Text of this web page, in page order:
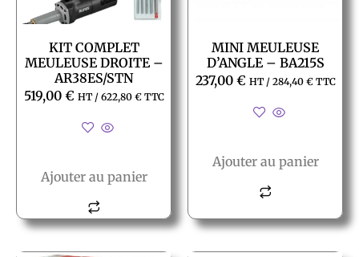
KIT COMPLET
MEULEUSE DROITE –
AR38ES/STN
519,00 € HT / 622,80 €TTC
Ajouter au panier
MINI MEULEUSE
D’ANGLE – BA215S
237,00 € HT / 284,40 €TTC
Ajouter au panier